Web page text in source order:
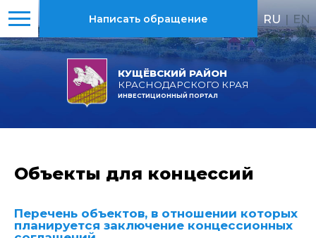
КУЩЁВСКИЙ РАЙОН
КРАСНОДАРСКОГО КРАЯ
ИНВЕСТИЦИОННЫЙ ПОРТАЛ
Написать обращение RU | EN
Объекты для концессий
Перечень объектов, в отношении которых
планируется заключение концессионных